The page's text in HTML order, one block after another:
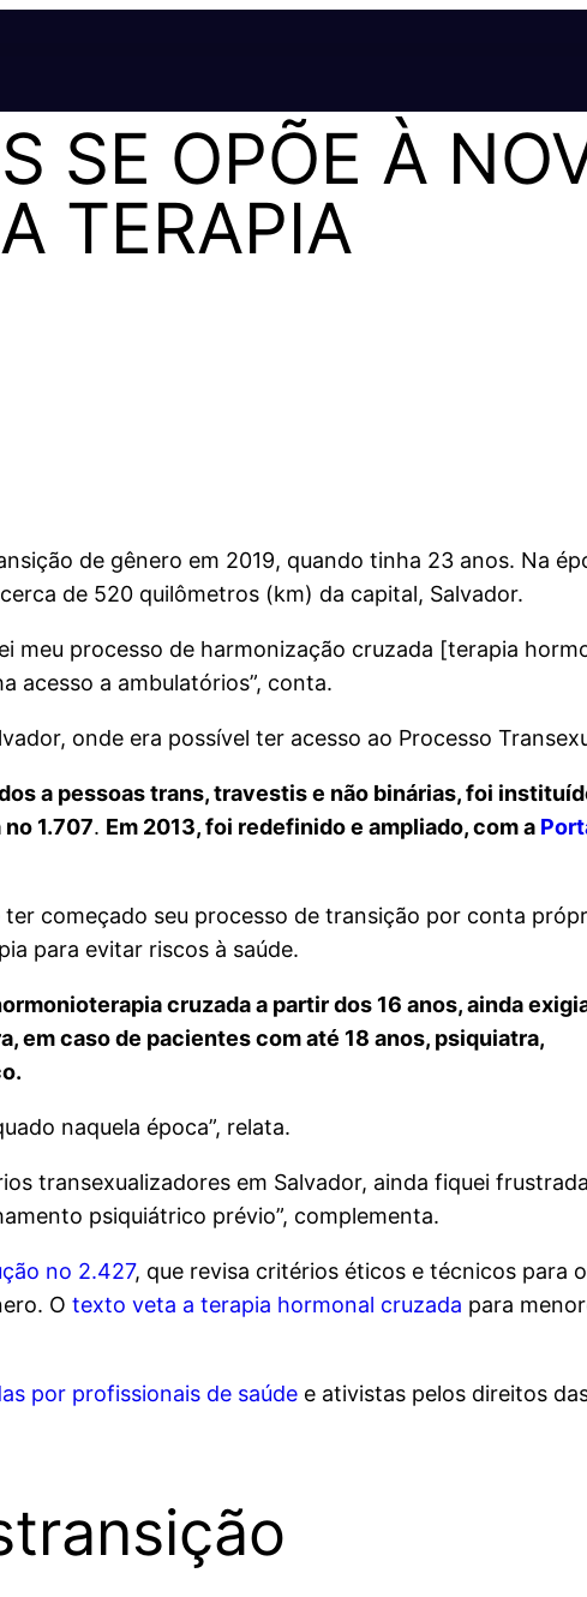
SE OPÕE À
TERAPIA
de gênero em 2019, quando tinha 23 anos. Na
de 520 quilômetros (km) da capital, Salvador.
meu processo de harmonização cruzada [terapia
acesso a ambulatórios”, conta.
onde era possível ter acesso ao Processo
a pessoas trans, travestis e não binárias, foi
1.707. Em 2013, foi redefinido e ampliado, com a
começado seu processo de transição por conta
para evitar riscos à saúde.
cruzada a partir dos 16 anos, ainda
em caso de pacientes com até 18 anos, psiquiatra,
naquela época”, relata.
transexualizadores em Salvador, ainda fiquei
psiquiátrico prévio”, complementa.
no 2.427, que revisa critérios éticos e técnicos para o
O texto veta a terapia hormonal cruzada para
por profissionais de saúde e ativistas pelos direitos